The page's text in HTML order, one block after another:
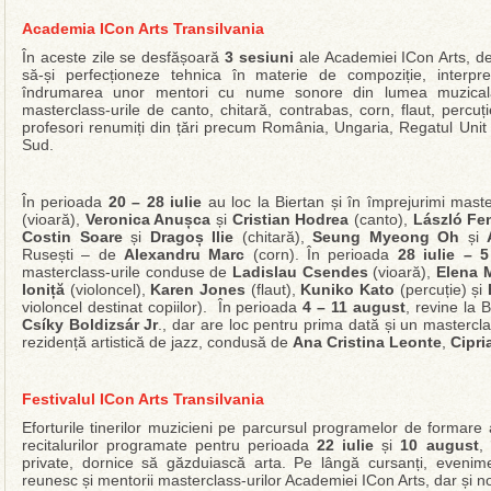
Academia ICon Arts Transilvania
În aceste zile se desfășoară3 sesiuni ale Academiei ICon Arts,
să-și perfecționeze tehnica în materie de compoziție,
îndrumarea unor mentori cu nume sonore din lumea
masterclass-urile de canto, chitară, contrabas, corn, flaut,
profesori renumiți din țări precum România, Ungaria, Regatul
Sud.
În perioada 20 – 28 iulie au loc la Biertan și în împrejurimi
(vioară), Veronica Anușca și Cristian Hodrea (canto), László
Costin Soareși Dragoș Ilie (chitară), Seung Myeong Oh și
Rusești – deAlexandru Marc (corn). În perioada 28 iulie –
masterclass-urile conduse de Ladislau Csendes (vioară), Elena
Ioniță (violoncel), Karen Jones(flaut), Kuniko Kato (percuție) și
violoncel destinat copiilor). În perioada4 – 11 august, revine la
Csíky Boldizsár Jr., dar are loc pentru prima dată și un
rezidență artistică de jazz, condusă de Ana Cristina Leonte
Festivalul ICon Arts Transilvania
Eforturile tinerilor muzicieni pe parcursul programelor de
recitalurilor programate pentru perioada22 iulieși 10 august,
private, dornice să găzduiască arta. Pe lângă cursanți,
reunesc și mentorii masterclass-urilor Academiei ICon Arts, dar și